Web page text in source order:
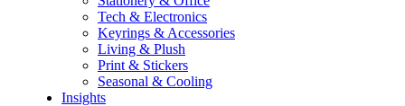
Tech & Electronics
Keyrings & Accessories
Living & Plush
Print & Stickers
Seasonal & Cooling
Insights